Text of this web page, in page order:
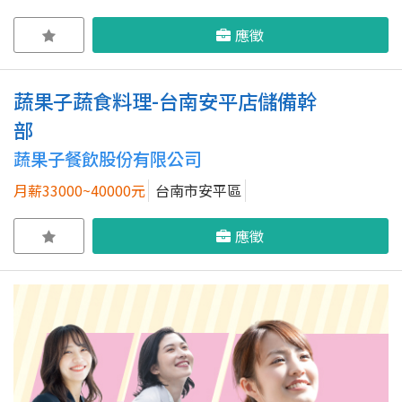
應徵
蔬果子蔬食料理-台南安平店儲備幹
部
蔬果子餐飲股份有限公司
月薪33000~40000元 台南市安平區
應徵